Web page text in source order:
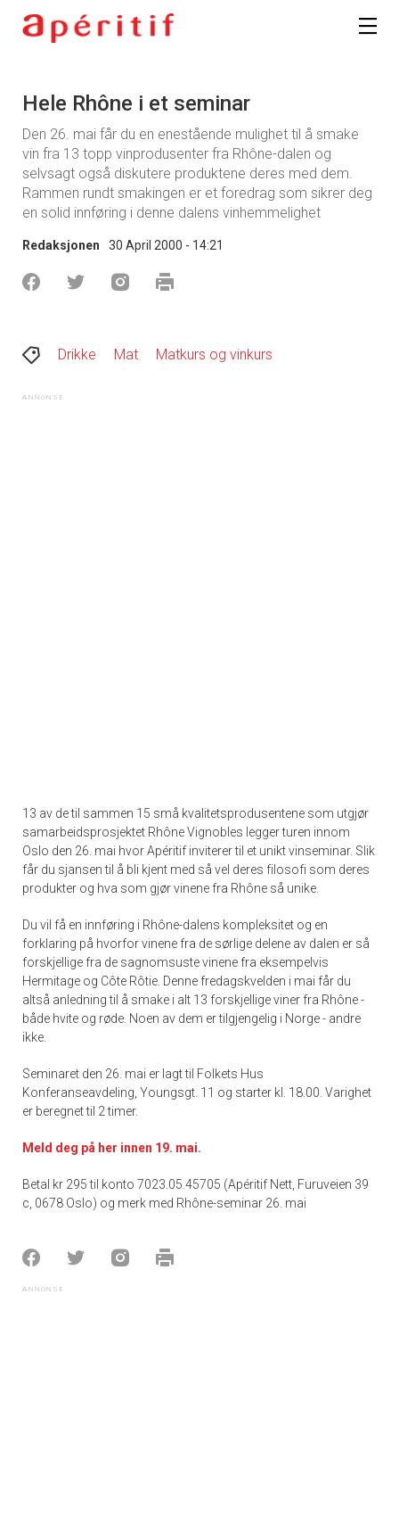
Hele Rhône i et seminar
Den 26. mai får du en enestående mulighet til å smake
vin fra 13 topp vinprodusenter fra Rhône-dalen og
selvsagt også diskutere produktene deres med dem.
Rammen rundt smakingen er et foredrag som sikrer deg
en solid innføring i denne dalens vinhemmelighet
Redaksjonen 30 April 2000 - 14:21
Drikke Mat Matkurs og vinkurs
13 av de til sammen 15 små kvalitetsprodusentene som utgjør
samarbeidsprosjektet Rhône Vignobles legger turen innom
Oslo den 26. mai hvor Apéritif inviterer til et unikt vinseminar. Slik
får du sjansen til å bli kjent med så vel deres filosofi som deres
produkter og hva som gjør vinene fra Rhône så unike.
Du vil få en innføring i Rhône-dalens kompleksitet og en
forklaring på hvorfor vinene fra de sørlige delene av dalen er så
forskjellige fra de sagnomsuste vinene fra eksempelvis
Hermitage og Côte Rôtie. Denne fredagskvelden i mai får du
altså anledning til å smake i alt 13 forskjellige viner fra Rhône -
både hvite og røde. Noen av dem er tilgjengelig i Norge - andre
ikke.
Seminaret den 26. mai er lagt til Folkets Hus
Konferanseavdeling, Youngsgt. 11 og starter kl. 18.00. Varighet
er beregnet til 2 timer.
Meld deg på her innen 19. mai.
Betal kr 295 til konto 7023.05.45705 (Apéritif Nett, Furuveien 39
c, 0678 Oslo) og merk med Rhône-seminar 26. mai